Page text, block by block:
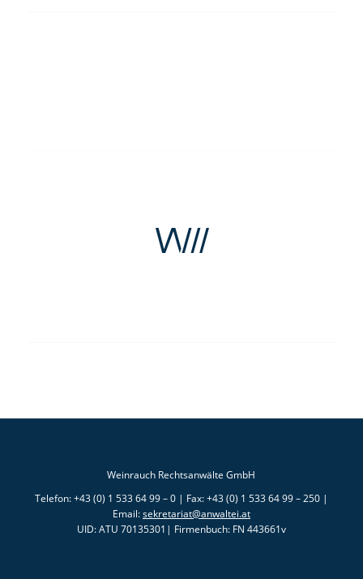
Weinrauch Rechtsanwälte GmbH
Telefon: +43 (0) 1 533 64 99 – 0 | Fax: +43 (0) 1 533 64 99 – 250 |
Email:sekretariat@anwaltei.at
UID: ATU 70135301| Firmenbuch: FN 443661v